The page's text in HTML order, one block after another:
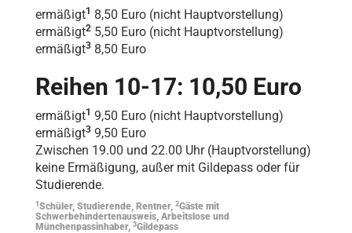
ermäßigt1 8,50 Euro (nicht Hauptvorstellung)
ermäßigt2 5,50 Euro (nicht Hauptvorstellung)
ermäßigt3 8,50 Euro
Reihen 10-17: 10,50 Euro
ermäßigt1 9,50 Euro (nicht Hauptvorstellung)
ermäßigt3 9,50 Euro
Zwischen 19.00 und 22.00 Uhr (Hauptvorstellung)
keine Ermäßigung, außer mit Gildepass oder für
Studierende.
1 Schüler, Studierende, Rentner, 2Gäste mit
Schwerbehindertenausweis, Arbeitslose und
Münchenpassinhaber, 3Gildepass